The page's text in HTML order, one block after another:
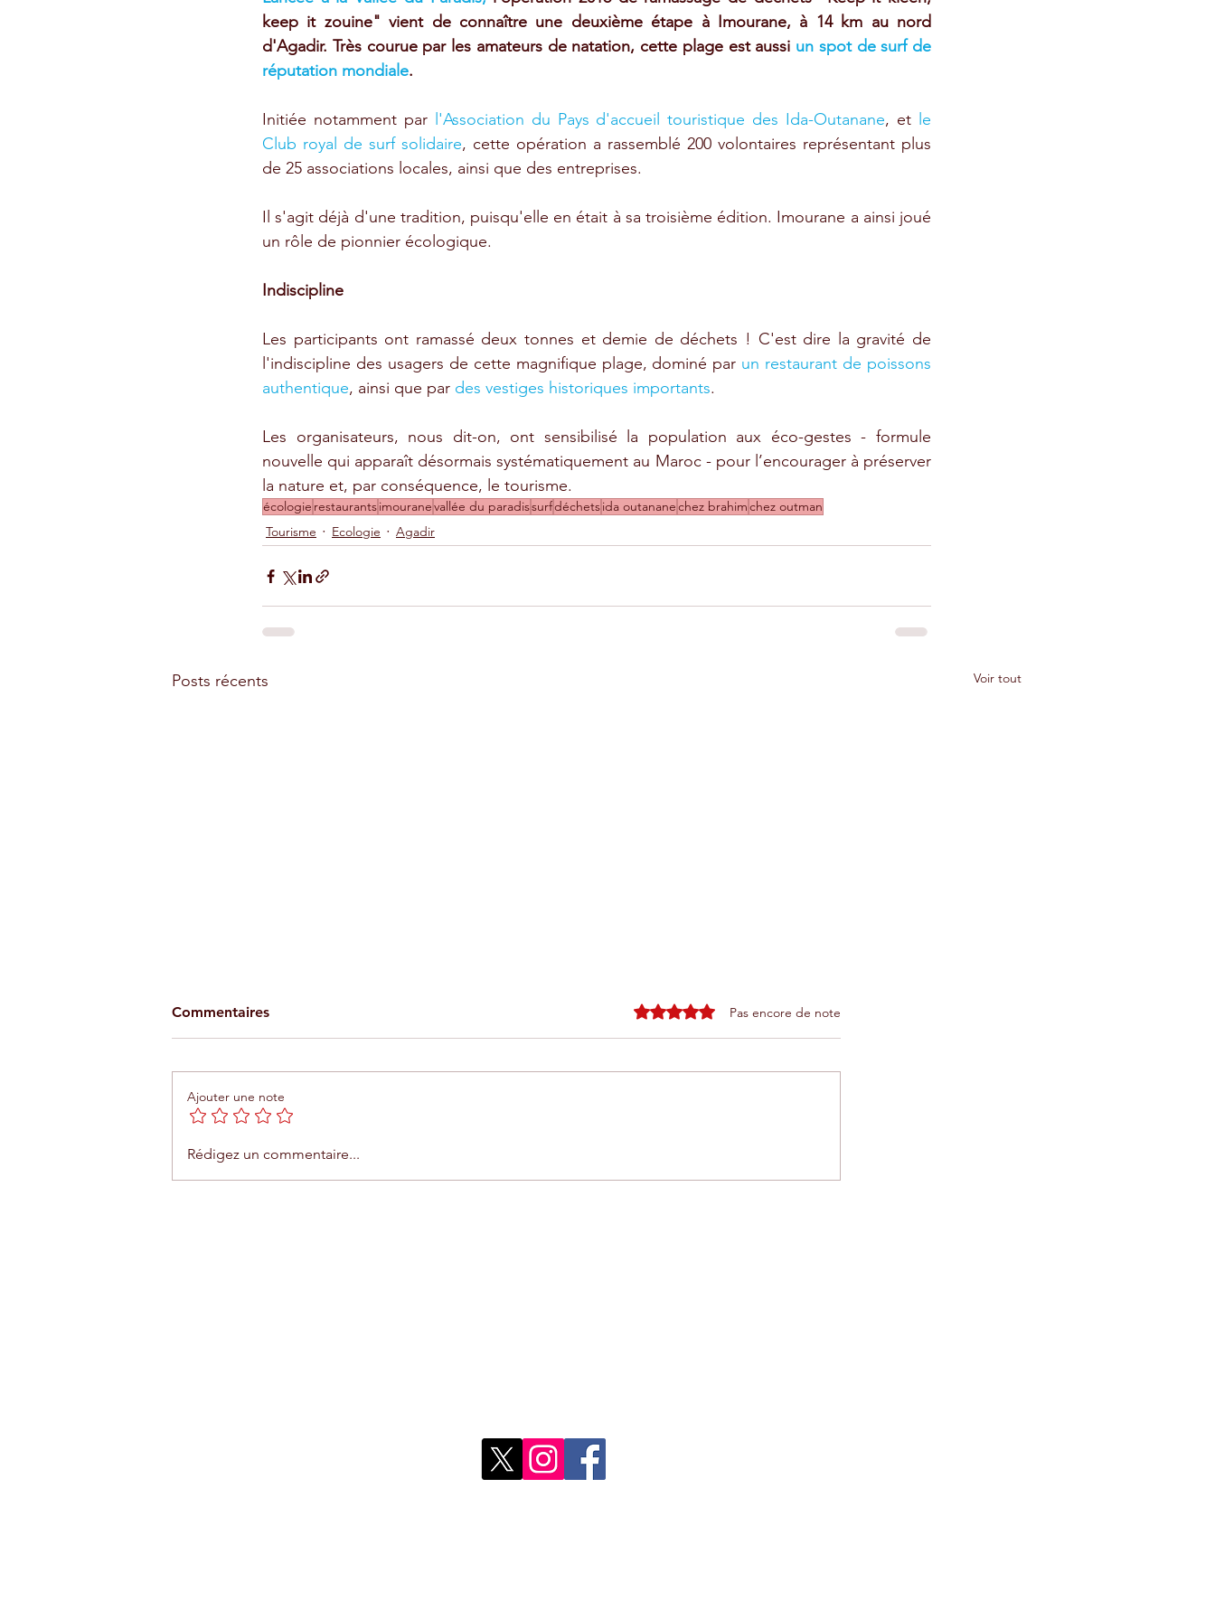
keep it zouine" vient de connaître une deuxième étape à Imourane, à 14 km au nord
d'Agadir. Très courue par les amateurs de natation, cette plage est aussi un spot de surf de
réputation mondiale.
Initiée notamment par l'Association du Pays d'accueil touristique des Ida-Outanane, et le
Club royal de surf solidaire, cette opération a rassemblé 200 volontaires représentant plus
de 25 associations locales, ainsi que des entreprises.
Il s'agit déjà d'une tradition, puisqu'elle en était à sa troisième édition. Imourane a ainsi joué
un rôle de pionnier écologique.
Indiscipline
Les participants ont ramassé deux tonnes et demie de déchets ! C'est dire la gravité de
l'indiscipline des usagers de cette magnifique plage, dominé par un restaurant de poissons
authentique, ainsi que par des vestiges historiques importants.
Les organisateurs, nous dit-on, ont sensibilisé la population aux éco-gestes - formule
nouvelle qui apparaît désormais systématiquement au Maroc - pour l’encourager à préserver
la nature et, par conséquence, le tourisme.
écologie restaurantsimouranevallée du paradissurfdéchetsida outananechez brahimchez outman
Tourisme
Ecologie Agadir
Posts récents Voir tout
Agadir : le Trambus entrera
en fonction le 19 avril 2026
expérience unique entre mer
vraiment une ville
Commentaires Noté 0 étoile sur 5.Pas encore de note
Ajouter une note
Rédigez un commentaire...